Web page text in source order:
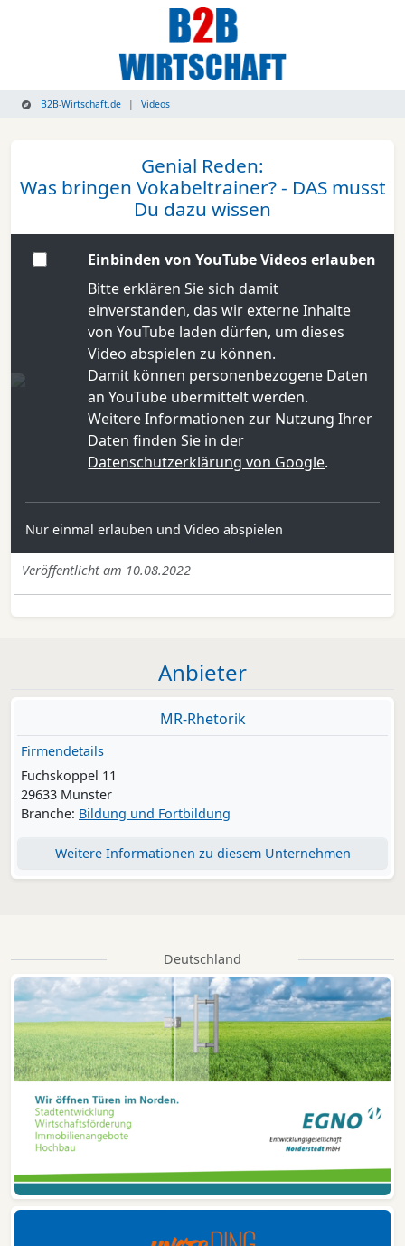
B2B-Wirtschaft.de Videos
Genial Reden:
Was bringen Vokabeltrainer? - DAS musst
Du dazu wissen
Einbinden von YouTube Videos erlauben
Bitte erklären Sie sich damit
einverstanden, das wir externe Inhalte
von YouTube laden dürfen, um dieses
Video abspielen zu können.
Damit können personenbezogene Daten
an YouTube übermittelt werden.
Weitere Informationen zur Nutzung Ihrer
Daten finden Sie in der
Datenschutzerklärung von Google.
Nur einmal erlauben und Video abspielen
Veröffentlicht am 10.08.2022
Anbieter
MR-Rhetorik
Firmendetails
Fuchskoppel 11
29633 Munster
Branche: Bildung und Fortbildung
Weitere Informationen zu diesem Unternehmen
Deutschland